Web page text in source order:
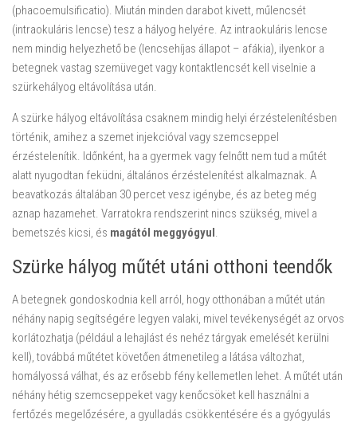
(phacoemulsificatio). Miután minden darabot kivett, műlencsét
(intraokuláris lencse) tesz a hályog helyére. Az intraokuláris lencse
nem mindig helyezhető be (lencsehíjas állapot – afákia), ilyenkor a
betegnek vastag szemüveget vagy kontaktlencsét kell viselnie a
szürkehályog eltávolítása után.
A szürke hályog eltávolítása csaknem mindig helyi érzéstelenítésben
történik, amihez a szemet injekcióval vagy szemcseppel
érzéstelenítik. Időnként, ha a gyermek vagy felnőtt nem tud a műtét
alatt nyugodtan feküdni, általános érzéstelenítést alkalmaznak. A
beavatkozás általában 30 percet vesz igénybe, és az beteg még
aznap hazamehet. Varratokra rendszerint nincs szükség, mivel a
bemetszés kicsi, és magától meggyógyul.
Szürke hályog műtét utáni otthoni teendők
A betegnek gondoskodnia kell arról, hogy otthonában a műtét után
néhány napig segítségére legyen valaki, mivel tevékenységét az orvos
korlátozhatja (például a lehajlást és nehéz tárgyak emelését kerülni
kell), továbbá műtétet követően átmenetileg a látása változhat,
homályossá válhat, és az erősebb fény kellemetlen lehet. A műtét után
néhány hétig szemcseppeket vagy kenőcsöket kell használni a
fertőzés megelőzésére, a gyulladás csökkentésére és a gyógyulás